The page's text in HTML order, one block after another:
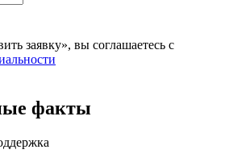
заявку», вы соглашаетесь с
факты